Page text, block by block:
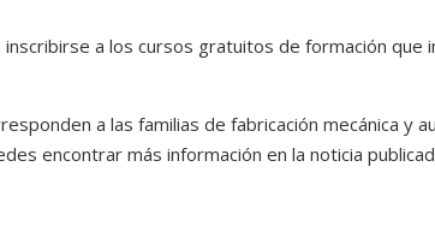
a los cursos gratuitos de formación
a las familias de fabricación mecánica y
encontrar más información en la noticia